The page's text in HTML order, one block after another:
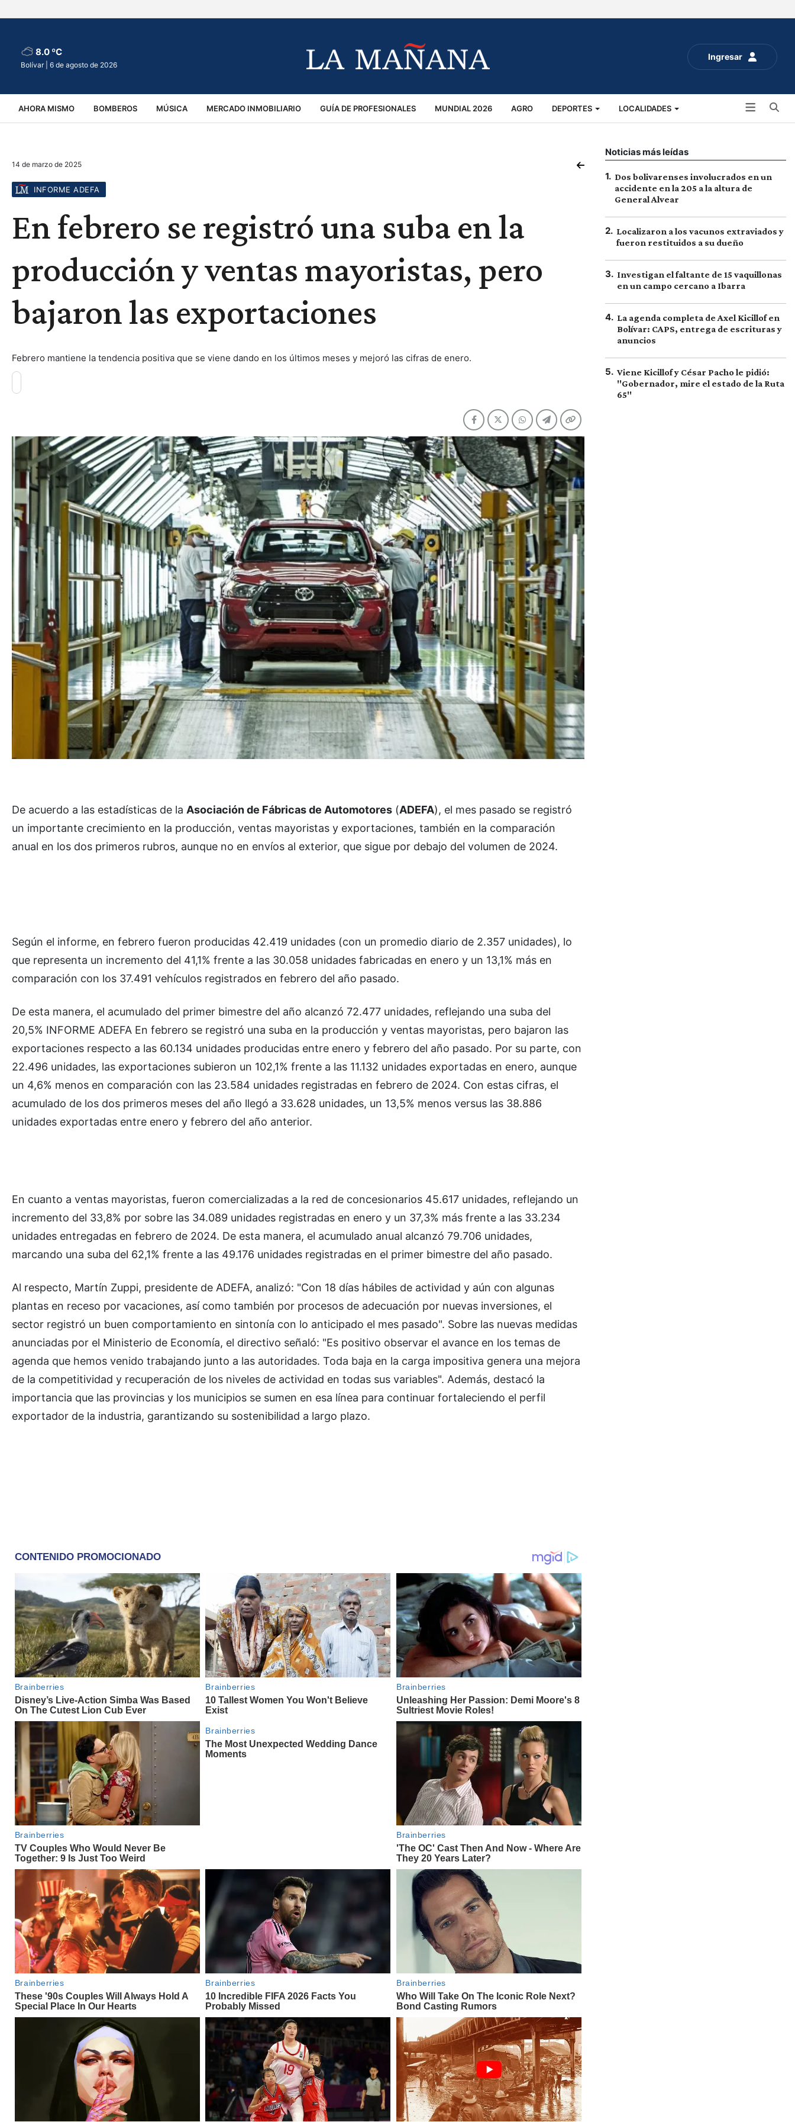
Ingresar
8.0 ºC
Bolívar | 6 de agosto de 2026
AHORA MISMO BOMBEROS MÚSICA MERCADO INMOBILIARIO GUÍA DE PROFESIONALES MUNDIAL 2026 AGRO DEPORTES LOCALIDADES
VIRALES ACCIDENTES
14 de marzo de 2025
INFORME ADEFA
En febrero se registró una suba en la
producción y ventas mayoristas, pero
bajaron las exportaciones
Febrero mantiene la tendencia positiva que se viene dando en los últimos meses y mejoró las cifras de enero.
De acuerdo a las estadísticas de la Asociación de Fábricas de Automotores (ADEFA), el mes pasado se registró
un importante crecimiento en la producción, ventas mayoristas y exportaciones, también en la comparación
anual en los dos primeros rubros, aunque no en envíos al exterior, que sigue por debajo del volumen de 2024.
Según el informe, en febrero fueron producidas 42.419 unidades (con un promedio diario de 2.357 unidades), lo
que representa un incremento del 41,1% frente a las 30.058 unidades fabricadas en enero y un 13,1% más en
comparación con los 37.491 vehículos registrados en febrero del año pasado.
De esta manera, el acumulado del primer bimestre del año alcanzó 72.477 unidades, reflejando una suba del
20,5% INFORME ADEFA En febrero se registró una suba en la producción y ventas mayoristas, pero bajaron las
exportaciones respecto a las 60.134 unidades producidas entre enero y febrero del año pasado. Por su parte, con
22.496 unidades, las exportaciones subieron un 102,1% frente a las 11.132 unidades exportadas en enero, aunque
un 4,6% menos en comparación con las 23.584 unidades registradas en febrero de 2024. Con estas cifras, el
acumulado de los dos primeros meses del año llegó a 33.628 unidades, un 13,5% menos versus las 38.886
unidades exportadas entre enero y febrero del año anterior.
En cuanto a ventas mayoristas, fueron comercializadas a la red de concesionarios 45.617 unidades, reflejando un
incremento del 33,8% por sobre las 34.089 unidades registradas en enero y un 37,3% más frente a las 33.234
unidades entregadas en febrero de 2024. De esta manera, el acumulado anual alcanzó 79.706 unidades,
marcando una suba del 62,1% frente a las 49.176 unidades registradas en el primer bimestre del año pasado.
Al respecto, Martín Zuppi, presidente de ADEFA, analizó: "Con 18 días hábiles de actividad y aún con algunas
plantas en receso por vacaciones, así como también por procesos de adecuación por nuevas inversiones, el
sector registró un buen comportamiento en sintonía con lo anticipado el mes pasado". Sobre las nuevas medidas
anunciadas por el Ministerio de Economía, el directivo señaló: "Es positivo observar el avance en los temas de
agenda que hemos venido trabajando junto a las autoridades. Toda baja en la carga impositiva genera una mejora
de la competitividad y recuperación de los niveles de actividad en todas sus variables". Además, destacó la
importancia que las provincias y los municipios se sumen en esa línea para continuar fortaleciendo el perfil
exportador de la industria, garantizando su sostenibilidad a largo plazo.
Noticias más leídas
1. Dos bolivarenses involucrados en un
accidente en la 205 a la altura de
General Alvear
2. Localizaron a los vacunos extraviados y
fueron restituidos a su dueño
3. Investigan el faltante de 15 vaquillonas
en un campo cercano a Ibarra
4. La agenda completa de Axel Kicillof en
Bolívar: CAPS, entrega de escrituras y
anuncios
5. Viene Kicillof y César Pacho le pidió:
"Gobernador, mire el estado de la Ruta
65"